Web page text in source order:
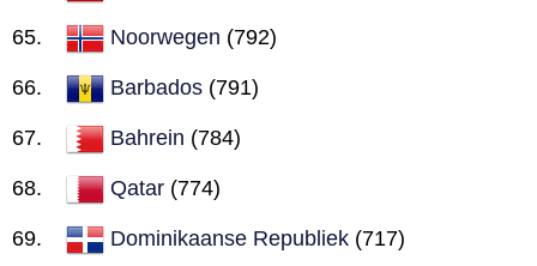
Noorwegen (792)
Barbados (791)
Bahrein (784)
Qatar (774)
Dominikaanse Republiek (717)